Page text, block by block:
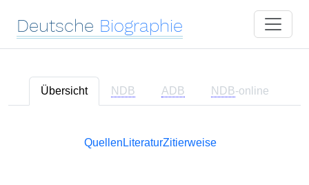
Deutsche Biographie
Übersicht NDB ADB NDB-online
Quellen LiteraturZitierweise